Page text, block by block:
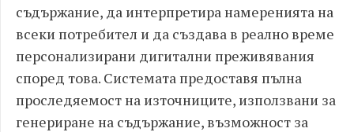
съдържание, да интерпретира намеренията на
всеки потребител и да създава в реално време
персонализирани дигитални преживявания
според това. Системата предоставя пълна
проследяемост на източниците, използвани за
генериране на съдържание, възможност за